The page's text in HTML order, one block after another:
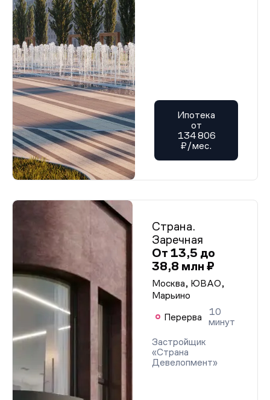
Ипотека
от
134 806
₽/мес.
Страна.
Заречная
От 13,5 до
38,8 млн ₽
Москва, ЮВАО,
Марьино
Перерва
10
минут
Застройщик
«Страна
Девелопмент»